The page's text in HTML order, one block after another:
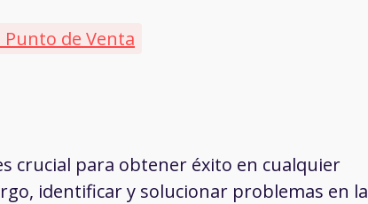
de Venta
crucial para obtener éxito en cualquier
identificar y solucionar problemas en la